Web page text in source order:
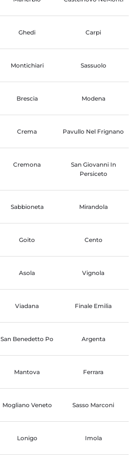
Ghedi Carpi
Montichiari Sassuolo
Brescia Modena
Crema Pavullo Nel Frignano
Cremona
San Giovanni In
Persiceto
Sabbioneta Mirandola
Goito Cento
Asola Vignola
Viadana Finale Emilia
San Benedetto Po Argenta
Mantova Ferrara
Mogliano Veneto Sasso Marconi
Lonigo Imola